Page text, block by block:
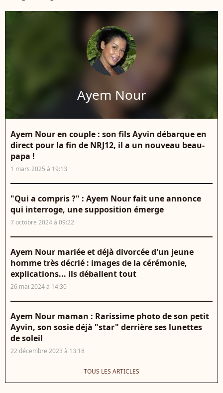
Ayem Nour
Ayem Nour en couple : son fils Ayvin débarque en
direct pour la fin de NRJ12, il a un nouveau beau-
papa !
1 mars 2025 à 19:13
"Qui a compris ?" : Ayem Nour fait une annonce
qui interroge, une supposition émerge
7 octobre 2024 à 09:22
Ayem Nour mariée et déjà divorcée d'un jeune
homme très décrié : images de la cérémonie,
explications... ils déballent tout
26 mai 2024 à 14:30
Ayem Nour maman : Rarissime photo de son petit
Ayvin, son sosie déjà "star" derrière ses lunettes
de soleil
22 décembre 2023 à 13:18
TOUS LES ARTICLES